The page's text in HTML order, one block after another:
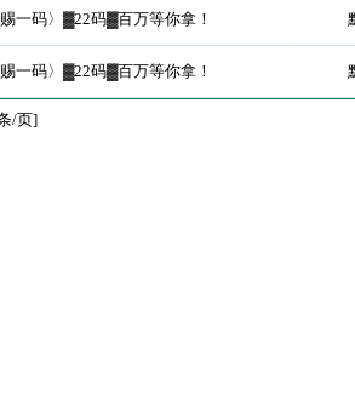
一码〉▓22码▓百万等你拿！
一码〉▓22码▓百万等你拿！
/页]